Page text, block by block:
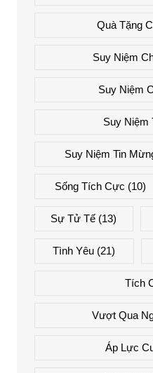
Quà Tặng
Suy Niệm
Suy Niệm
Suy Niệm
Suy Niệm Tin
Sống Tích Cực (10)
Sự Tử Tế (13)
Tình Yêu (21)
Tích
Vượt Qua
Áp Lực